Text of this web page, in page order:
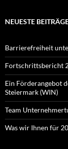
NEUESTE
Barrierefreiheit
Fortschrittsbericht
Ein Förderangebot
Steiermark (WIN)
Team
Was wir Ihnen für